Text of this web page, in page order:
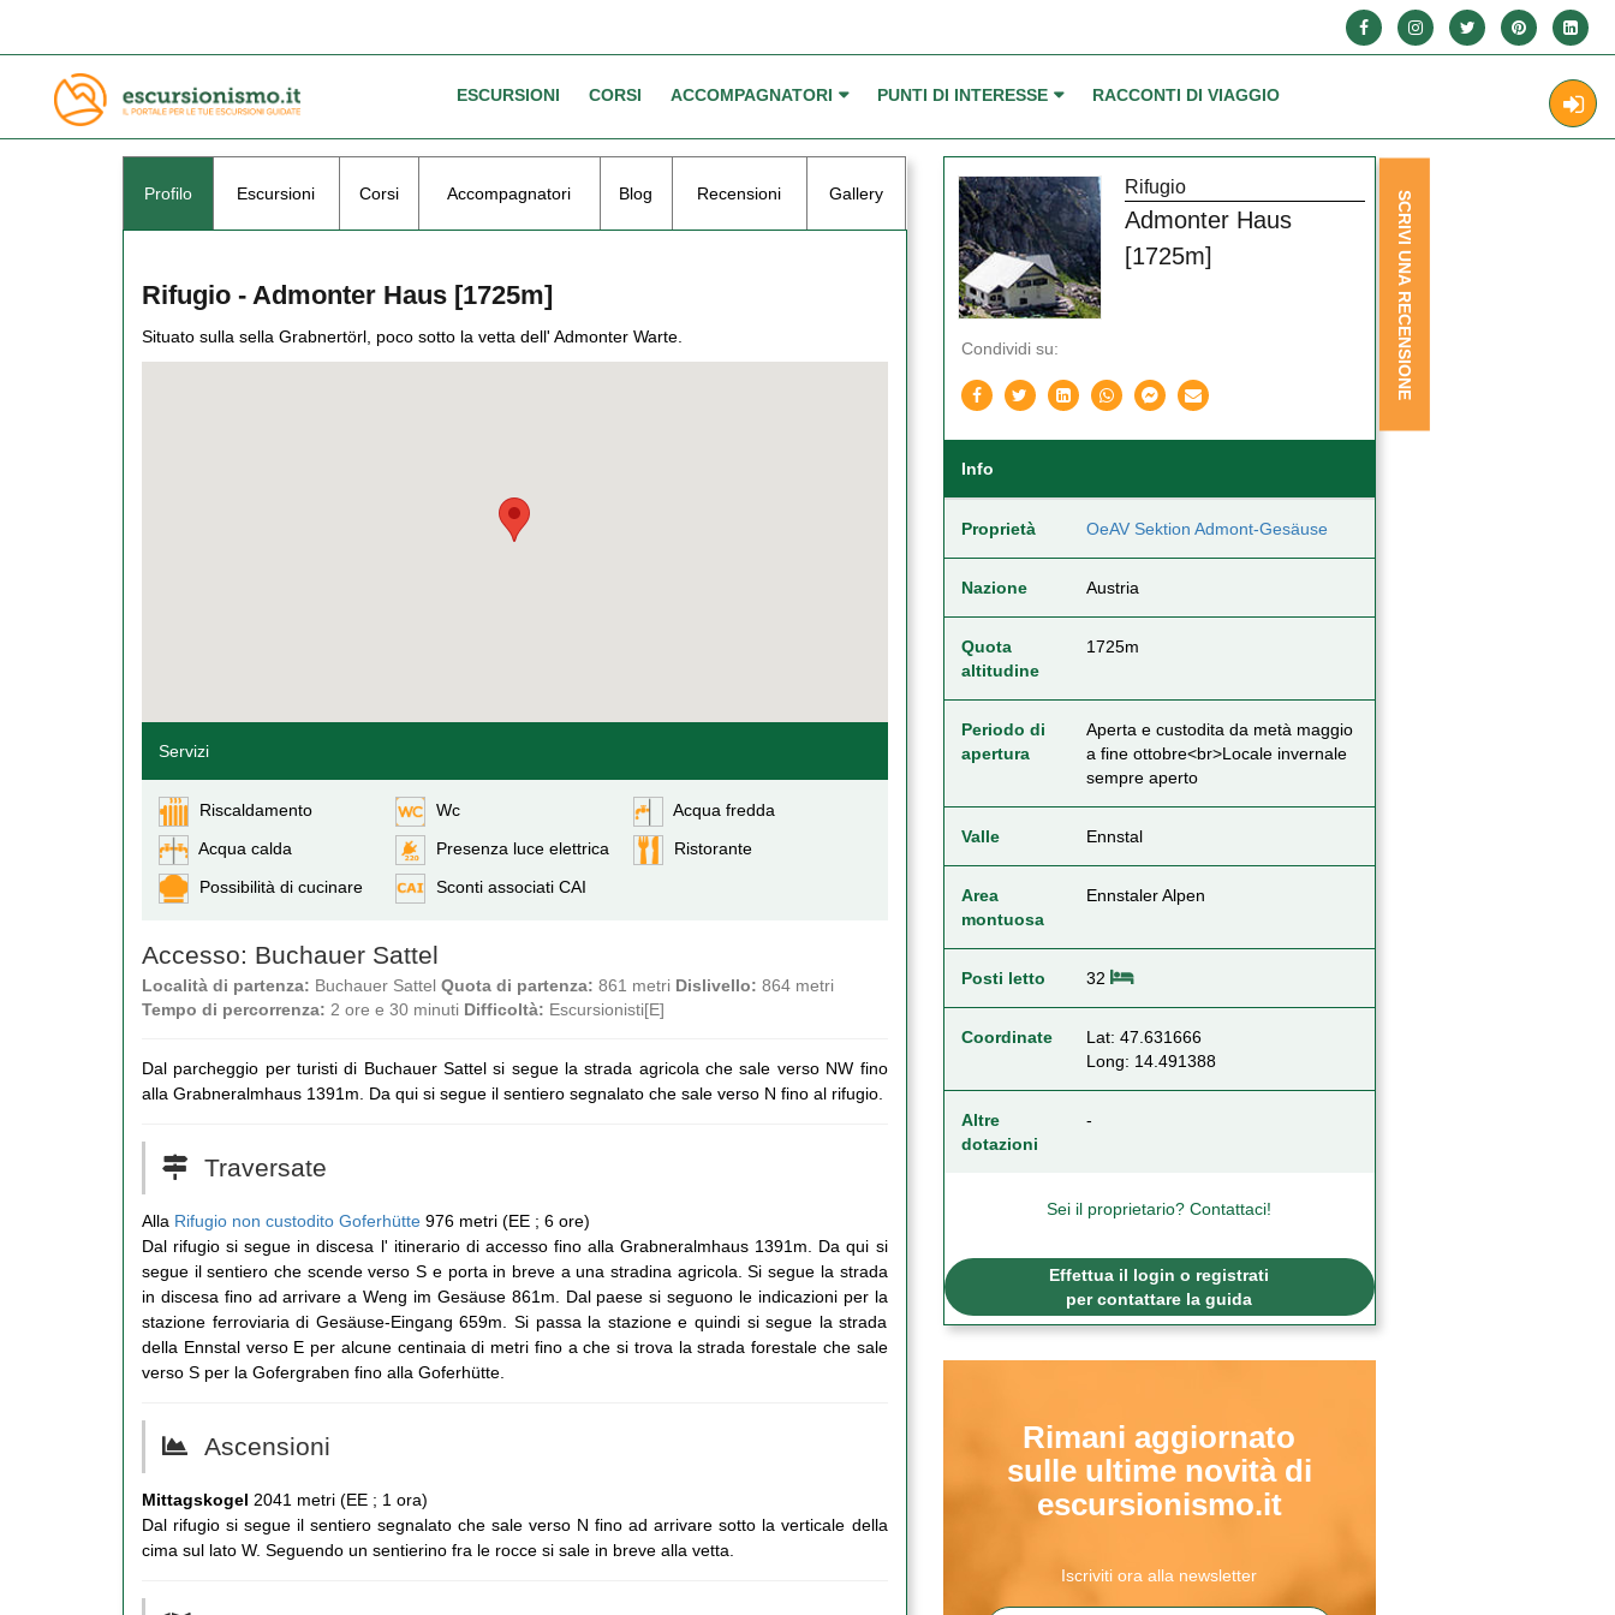
ESCURSIONI CORSI ACCOMPAGNATORI PUNTI DI INTERESSE RACCONTI DI VIAGGIO
Profilo Escursioni Corsi Accompagnatori Blog Recensioni Gallery
Rifugio - Admonter Haus [1725m]
Situato sulla sella Grabnertörl, poco sotto la vetta dell' Admonter Warte.
Servizi
Riscaldamento Wc
Acqua fredda
Acqua calda
Presenza luce elettrica
Ristorante
Possibilità di cucinare
Sconti associati CAI
Accesso: Buchauer Sattel
Località di partenza: Buchauer Sattel Quota di partenza: 861 metri Dislivello: 864 metri
Tempo di percorrenza: 2 ore e 30 minuti Difficoltà: Escursionisti[E]
Dal parcheggio per turisti di Buchauer Sattel si segue la strada agricola che sale verso NW fino
alla Grabneralmhaus 1391m. Da qui si segue il sentiero segnalato che sale verso N fino al rifugio.
Traversate
Alla Rifugio non custodito Goferhütte 976 metri (EE ; 6 ore)
Dal rifugio si segue in discesa l' itinerario di accesso fino alla Grabneralmhaus 1391m. Da qui si
segue il sentiero che scende verso S e porta in breve a una stradina agricola. Si segue la strada
in discesa fino ad arrivare a Weng im Gesäuse 861m. Dal paese si seguono le indicazioni per la
stazione ferroviaria di Gesäuse-Eingang 659m. Si passa la stazione e quindi si segue la strada
della Ennstal verso E per alcune centinaia di metri fino a che si trova la strada forestale che sale
verso S per la Gofergraben fino alla Goferhütte.
Ascensioni
Mittagskogel 2041 metri (EE ; 1 ora)
Dal rifugio si segue il sentiero segnalato che sale verso N fino ad arrivare sotto la verticale della
cima sul lato W. Seguendo un sentierino fra le rocce si sale in breve alla vetta.
Rifugio
Admonter Haus
[1725m]
Condividi su:
Info
Proprietà OeAV Sektion Admont-Gesäuse
Nazione Austria
Quota
altitudine
1725m
Periodo di
apertura
Aperta e custodita da metà maggio
a fine ottobre<br>Locale invernale
sempre aperto
Valle Ennstal
Area
montuosa
Ennstaler Alpen
Posti letto 32
Coordinate
Lat: 47.631666
Long: 14.491388
Altre
dotazioni
-
Sei il proprietario? Contattaci!
Effettua il login o registrati
per contattare la guida
Rimani aggiornato
sulle ultime novità di
escursionismo.it
Iscriviti ora alla newsletter
SCRIVI UNA RECENSIONE